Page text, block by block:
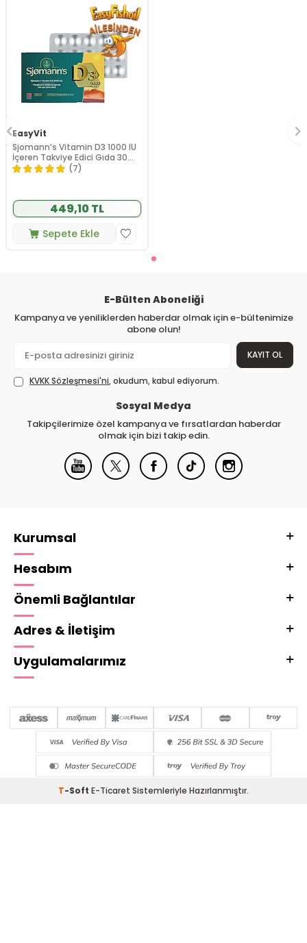
EasyVit
Sjomann’s Vitamin D3 1000 IU
İçeren Takviye Edici Gıda 30
Adet Çiğnenebilir Jel Form
(7)
449,10 TL
Sepete Ekle
E-Bülten Aboneliği
Kampanya ve yeniliklerden haberdar olmak için e-bültenimize
abone olun!
KAYIT OL
KVKK Sözleşmesi'ni, okudum, kabul ediyorum.
Sosyal Medya
Takipçilerimize özel kampanya ve fırsatlardan haberdar
olmak için bizi takip edin.
Kurumsal
Hesabım
Önemli Bağlantılar
Adres & İletişim
Uygulamalarımız
T-Soft E-Ticaret Sistemleriyle Hazırlanmıştır.